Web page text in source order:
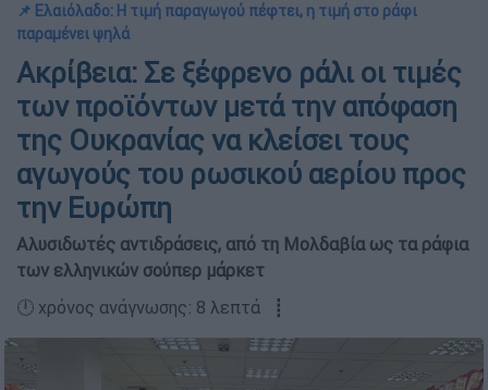
📌 Ελαιόλαδο: Η τιμή παραγωγού πέφτει, η τιμή στο ράφι
παραμένει ψηλά
Ακρίβεια: Σε ξέφρενο ράλι οι τιμές
των προϊόντων μετά την απόφαση
της Ουκρανίας να κλείσει τους
αγωγούς του ρωσικού αερίου προς
την Ευρώπη
Αλυσιδωτές αντιδράσεις, από τη Μολδαβία ως τα ράφια
των ελληνικών σούπερ μάρκετ
🕛 χρόνος ανάγνωσης: 8 λεπτά ┋